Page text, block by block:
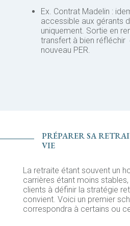
Ex. Contrat Madelin :
accessible aux gérants
uniquement. Sortie en
transfert à bien réfléchir
nouveau PER.
PRÉPARER SA
VIE
La retraite étant souvent un
carrières étant moins
clients à définir la stratégie
convient. Voici un premier
correspondra à certains ou